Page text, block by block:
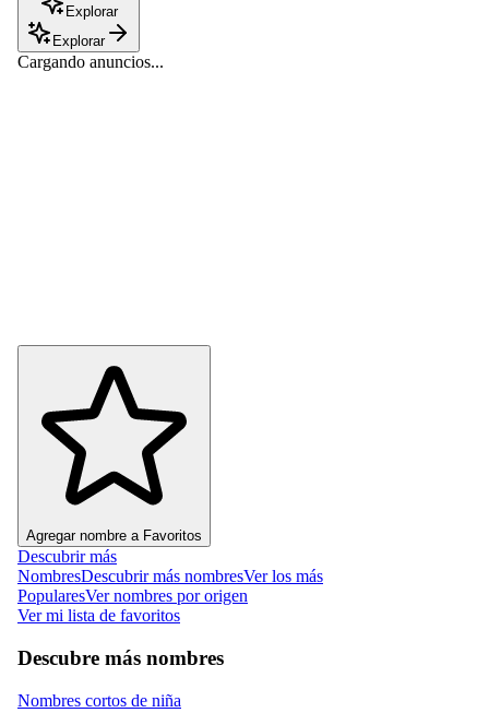
Explorar
Explorar
Cargando anuncios...
Agregar nombre a Favoritos
Descubrir más
NombresDescubrir más nombresVer los más
PopularesVer nombres por origen
Ver mi lista de favoritos
Descubre más nombres
Nombres cortos de niña